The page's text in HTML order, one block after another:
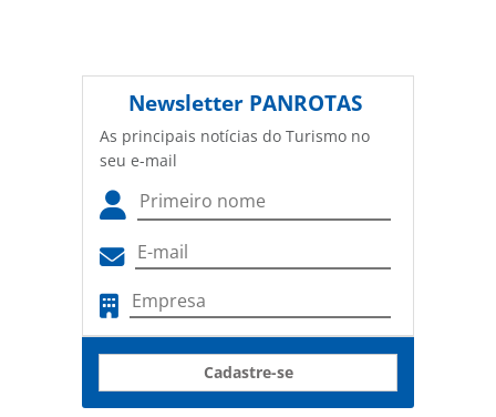
Newsletter PANROTAS
As principais notícias do Turismo no
seu e-mail
Cadastre-se